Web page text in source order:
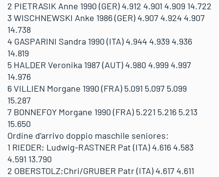
2 PIETRASIK Anne 1990 (GER) 4.912 4.901 4.909 14.722
3 WISCHNEWSKI Anke 1986 (GER) 4.907 4.924 4.907
14.738
4 GASPARINI Sandra 1990 (ITA) 4.944 4.939 4.936
14.819
5 HALDER Veronika 1987 (AUT) 4.980 4.999 4.997
14.976
6 VILLIEN Morgane 1990 (FRA) 5.091 5.097 5.099
15.287
7 BONNEFOY Morgane 1990 (FRA) 5.221 5.216 5.213
15.650
Ordine d’arrivo doppio maschile seniores:
1 RIEDER; Ludwig-RASTNER Pat (ITA) 4.616 4.583
4.591 13.790
2 OBERSTOLZ;Chri/GRUBER Patr (ITA) 4.617 4.611